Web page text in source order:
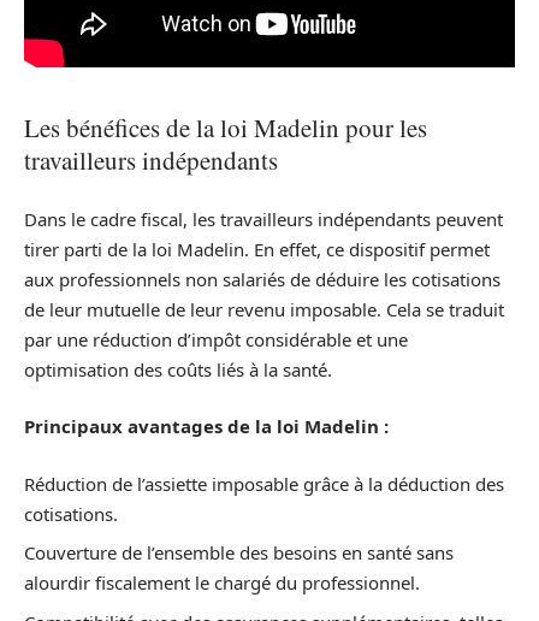
Les bénéfices de la loi Madelin pour les
travailleurs indépendants
Dans le cadre fiscal, les travailleurs indépendants peuvent
tirer parti de la loi Madelin. En effet, ce dispositif permet
aux professionnels non salariés de déduire les cotisations
de leur mutuelle de leur revenu imposable. Cela se traduit
par une réduction d’impôt considérable et une
optimisation des coûts liés à la santé.
Principaux avantages de la loi Madelin :
Réduction de l’assiette imposable grâce à la déduction des
cotisations.
Couverture de l’ensemble des besoins en santé sans
alourdir fiscalement le chargé du professionnel.